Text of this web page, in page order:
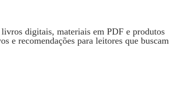
digitais, materiais em PDF e produtos
e recomendações para leitores que buscam